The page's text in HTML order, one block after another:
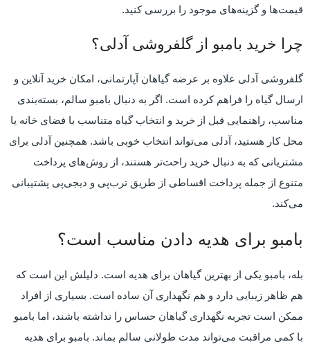
قیمت‌ها و گزینه‌های موجود را بررسی کنید.
چرا خرید بامبو از گلفروشی آدلی؟
گلفروشی آدلی علاوه بر عرضه گیاهان آپارتمانی، امکان خرید آنلاین و
ارسال گیاه را فراهم کرده است. اگر به دنبال بامبو سالم، بسته‌بندی
مناسب، راهنمایی قبل از خرید و انتخاب گیاه متناسب با فضای خانه یا
محل کار هستید، آدلی می‌تواند انتخاب خوبی باشد. همچنین آدلی برای
مشتریانی که به دنبال خرید راحت‌تر هستند، از روش‌های پرداخت
متنوع از جمله پرداخت اقساطی از طریق ترب‌پی و دیجی‌پی پشتیبانی
می‌کند.
بامبو برای هدیه دادن مناسب است؟
بله، بامبو یکی از بهترین گیاهان برای هدیه است. دلیلش این است که
هم ظاهر زیبایی دارد و هم نگهداری آن ساده است. بسیاری از افراد
ممکن است تجربه نگهداری گیاهان حساس را نداشته باشند، اما بامبو
با کمی مراقبت می‌تواند مدت طولانی سالم بماند. بامبو برای هدیه